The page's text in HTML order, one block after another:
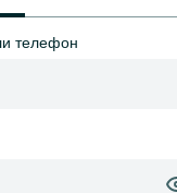
телефон